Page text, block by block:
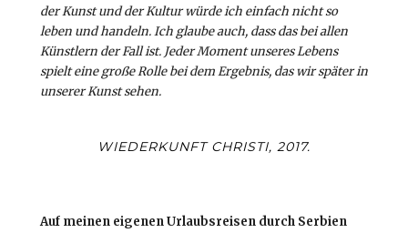
der Kunst und der Kultur würde ich einfach nicht so
leben und handeln. Ich glaube auch, dass das bei allen
Künstlern der Fall ist. Jeder Moment unseres Lebens
spielt eine große Rolle bei dem Ergebnis, das wir später in
unserer Kunst sehen.
WIEDERKUNFT CHRISTI, 2017.
Auf meinen eigenen Urlaubsreisen durch Serbien